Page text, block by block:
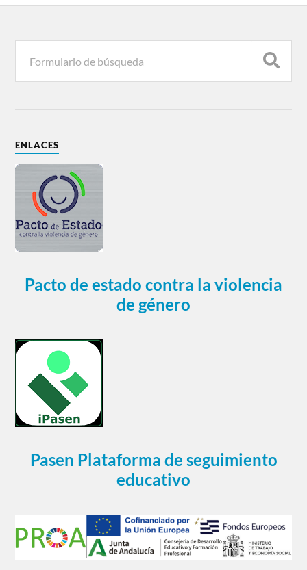
ENLACES
Pacto de estado contra la violencia
de género
Pasen Plataforma de seguimiento
educativo